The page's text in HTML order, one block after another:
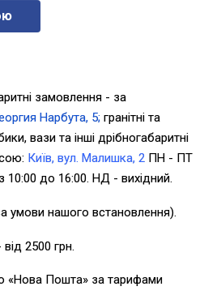
замовлення - за
Нарбута, 5;гранітні та
вази та інші дрібногабаритні
Київ, вул. Малишка, 2 ПН - ПТ
10:00 до 16:00. НД - вихідний.
умови нашого встановлення).
2500 грн.
«Нова Пошта» за тарифами